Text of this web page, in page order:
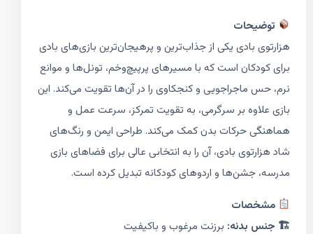
توضیحات
هزارتوی بادی یکی از جذاب‌ترین و پرهیجان‌ترین بازی‌های بادی
برای کودکان است که با مسیرهای پرپیچ‌وخم، تونل‌ها و موانع
نرم، حس ماجراجویی و کنجکاوی را در آن‌ها تقویت می‌کند. این
بازی علاوه بر سرگرمی، به تقویت تمرکز، سرعت عمل و
هماهنگی حرکات بدن کمک می‌کند. طراحی ایمن و رنگ‌های
شاد هزارتوی بادی، آن را به انتخابی عالی برای فضاهای بازی
مدرسه، جشن‌ها و اردوهای کودکانه تبدیل کرده است.
مشخصات
🏗 جنس بدنه: برزنت مرغوب و باکیفیت